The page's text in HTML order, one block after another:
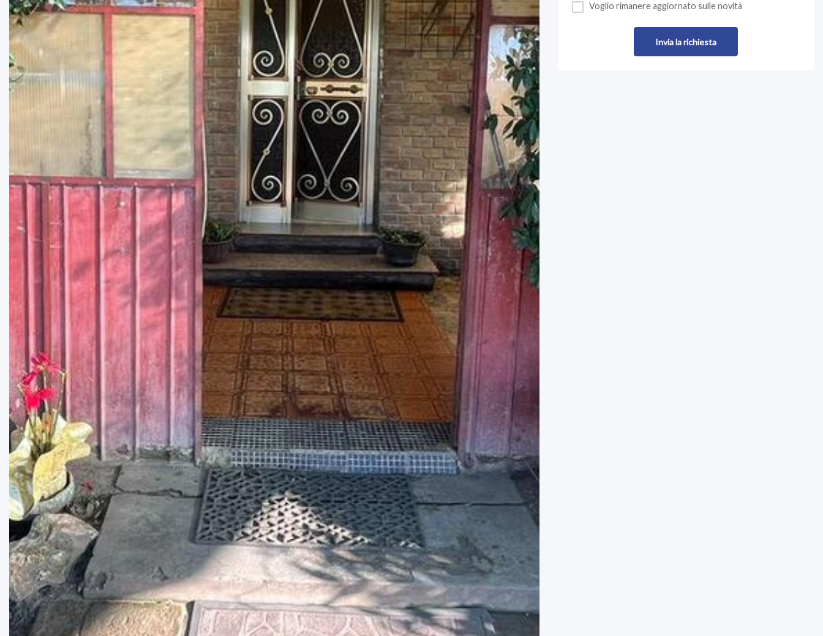
Voglio rimanere aggiornato sulle novità
Invia la richiesta